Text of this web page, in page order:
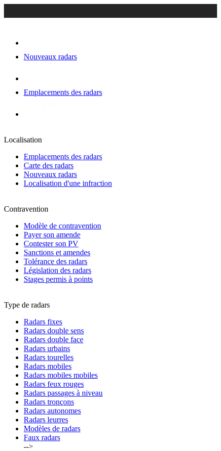
Nouveaux radars
Emplacements des radars
Localisation
Emplacements des radars
Carte des radars
Nouveaux radars
Localisation d'une infraction
Contravention
Modèle de contravention
Payer son amende
Contester son PV
Sanctions et amendes
Tolérance des radars
Législation des radars
Stages permis à points
Type de radars
Radars fixes
Radars double sens
Radars double face
Radars urbains
Radars tourelles
Radars mobiles
Radars mobiles mobiles
Radars feux rouges
Radars passages à niveau
Radars tronçons
Radars autonomes
Radars leurres
Modèles de radars
Faux radars
-->